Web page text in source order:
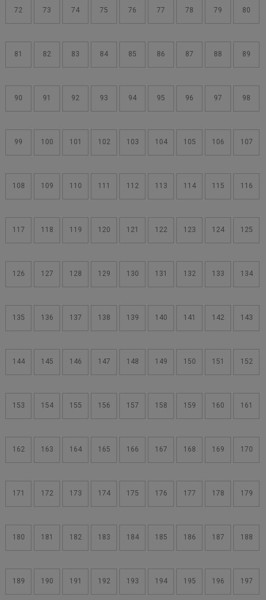
72 73 74 75 76 77 78 79 80
81 82 83 84 85 86 87 88 89
90 91 92 93 94 95 96 97 98
99 100 101 102 103 104 105 106 107
108 109 110 111 112 113 114 115 116
117 118 119 120 121 122 123 124 125
126 127 128 129 130 131 132 133 134
135 136 137 138 139 140 141 142 143
144 145 146 147 148 149 150 151 152
153 154 155 156 157 158 159 160 161
162 163 164 165 166 167 168 169 170
171 172 173 174 175 176 177 178 179
180 181 182 183 184 185 186 187 188
189 190 191 192 193 194 195 196 197